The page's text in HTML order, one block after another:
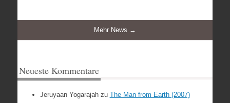
Mehr News →
Neueste Kommentare
Jeruyaan Yogarajahzu The Man from Earth (2007)